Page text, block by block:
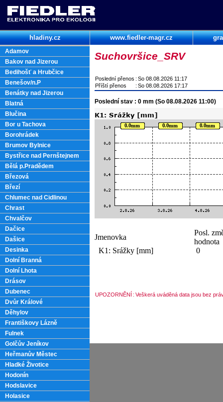
hladiny.cz www.fiedler-magr.cz
Adamov
Bakov nad Jizerou
Bedihošť a Hrubčice
Benešov/n.P
Benátky nad Jizerou
Blatná
Blučina
Bor u Tachova
Borohrádek
Brumov Bylnice
Bystřice nad Pernštejnem
Bělá p.Pradědem
Březová
Březí
Chlumec nad Cidlinou
Chrast
Chvalčov
Dačice
Dašice
Desinka
Dolní Branná
Dolní Lhota
Drásov
Dubenec
Dvůr Králové
Děhylov
Františkovy Lázně
Fulnek
Golčův Jeníkov
Heřmanův Městec
Hladké Životice
Hodonín
Hodslavice
Holasice
Suchovršice_SRV
Poslední přenos : So 08.08.2026 11:17
Příští přenos
: So 08.08.2026 17:17
Poslední stav : 0 mm (So 08.08.2026 11:00)
Jmenovka
Posl.
hodnota
K1: Srážky [mm]
0
UPOZORNĚNÍ : Veškerá uváděná data jsou bez